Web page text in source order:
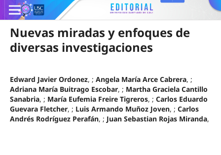
Nuevas miradas y enfoques de
diversas investigaciones
Edward Javier Ordonez, ; Angela María Arce Cabrera, ;
Adriana María Buitrago Escobar, ; Martha Graciela Cantillo
Sanabria, ; María Eufemia Freire Tigreros, ; Carlos Eduardo
Guevara Fletcher, ; Luis Armando Muñoz Joven, ; Carlos
Andrés Rodríguez Perafán, ; Juan Sebastian Rojas Miranda,